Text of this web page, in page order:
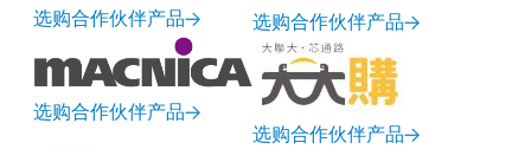
选购合作伙伴产品 选购合作伙伴产品
选购合作伙伴产品
选购合作伙伴产品